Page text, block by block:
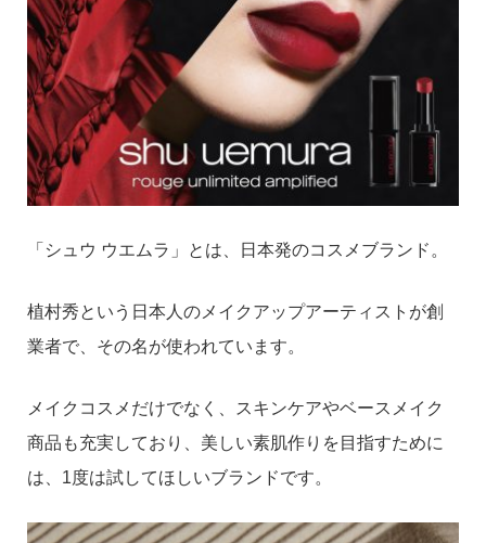
「シュウ ウエムラ」とは、日本発のコスメブランド。
植村秀という日本人のメイクアップアーティストが創
業者で、その名が使われています。
メイクコスメだけでなく、スキンケアやベースメイク
商品も充実しており、美しい素肌作りを目指すために
は、1度は試してほしいブランドです。